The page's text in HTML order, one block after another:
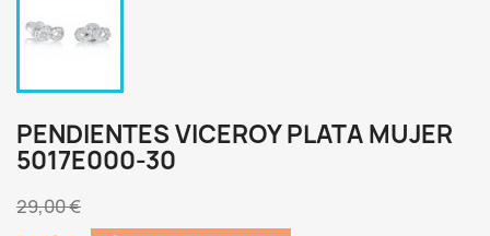
PENDIENTES VICEROY PLATA MUJER
5017E000-30
29,00 €